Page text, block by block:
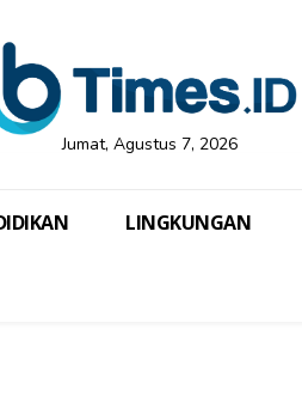
Jumat, Agustus 7, 2026
LINGKUNGAN